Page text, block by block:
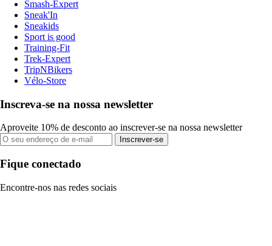
Smash-Expert
Sneak'In
Sneakids
Sport is good
Training-Fit
Trek-Expert
TripNBikers
Vélo-Store
Inscreva-se na nossa newsletter
Aproveite 10% de desconto ao inscrever-se na nossa newsletter
Inscrever-se
Fique conectado
Encontre-nos nas redes sociais